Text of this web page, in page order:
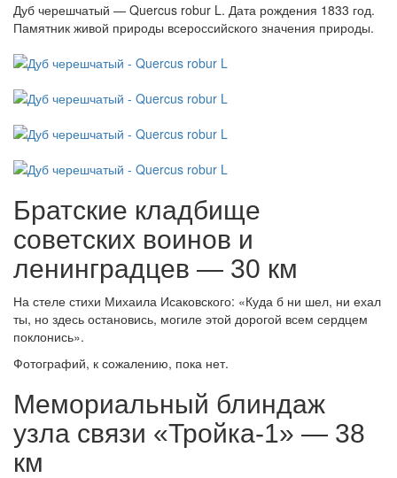
Дуб черешчатый — Quercus robur L. Дата рождения 1833 год.
Памятник живой природы всероссийского значения природы.
Братские кладбище
советских воинов и
ленинградцев — 30 км
На стеле стихи Михаила Исаковского: «Куда б ни шел, ни ехал
ты, но здесь остановись, могиле этой дорогой всем сердцем
поклонись».
Фотографий, к сожалению, пока нет.
Мемориальный блиндаж
узла связи «Тройка-1» — 38
км